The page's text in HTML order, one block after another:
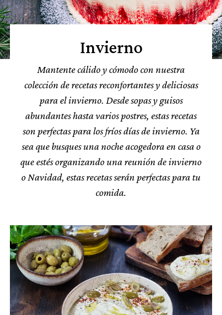
Invierno
Mantente cálido y cómodo con nuestra
colección de recetas reconfortantes y deliciosas
para el invierno. Desde sopas y guisos
abundantes hasta varios postres, estas recetas
son perfectas para los fríos días de invierno. Ya
sea que busques una noche acogedora en casa o
que estés organizando una reunión de invierno
o Navidad, estas recetas serán perfectas para tu
comida.